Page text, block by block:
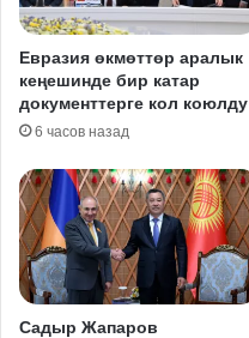
Евразия өкмөттөр аралык
кеңешинде бир катар
документтерге кол коюлду
6 часов назад
Садыр Жапаров